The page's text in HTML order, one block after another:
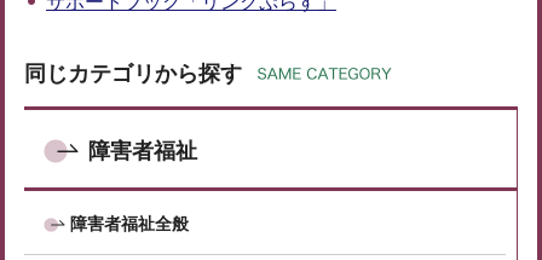
同じカテゴリから探す
障害者福祉
障害者福祉全般